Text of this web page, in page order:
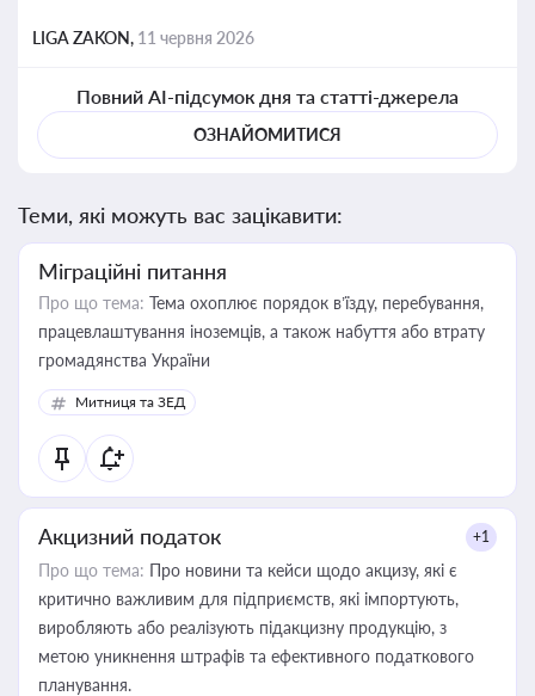
LIGA ZAKON, 11 червня 2026
Повний AI-підсумок дня та статті-джерела
ОЗНАЙОМИТИСЯ
Теми, які можуть вас зацікавити:
Міграційні питання
Про що тема: Тема охоплює порядок в’їзду, перебування,
працевлаштування іноземців, а також набуття або втрату
громадянства України
Митниця та ЗЕД
Акцизний податок +1
Про що тема: Про новини та кейси щодо акцизу, які є
критично важливим для підприємств, які імпортують,
виробляють або реалізують підакцизну продукцію, з
метою уникнення штрафів та ефективного податкового
планування.